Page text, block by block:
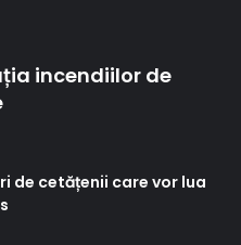
incendiilor de
de cetățenii care vor lua